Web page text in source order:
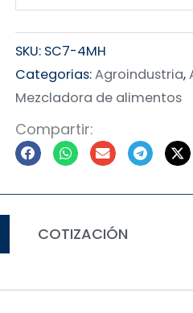
SKU: SC7-4MH
Categorias:Agroindustria,
Mezcladora de alimentos
Compartir:
COTIZACIÓN